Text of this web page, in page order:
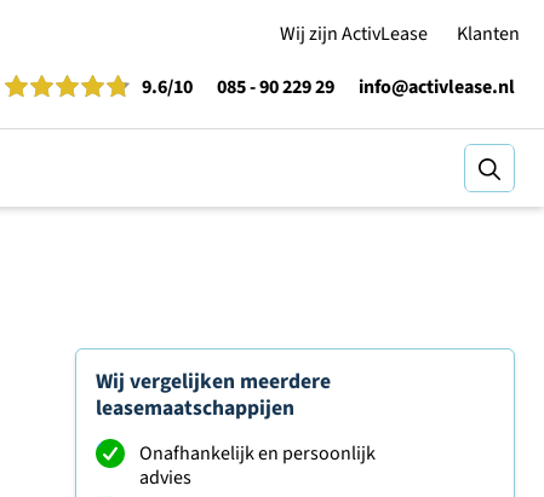
Wij zijn ActivLease
Klanten
9.6/10 085 - 90 229 29 info@activlease.nl
Wij vergelijken meerdere
leasemaatschappijen
Onafhankelijk en persoonlijk
advies